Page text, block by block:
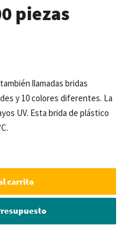
piezas
llamadas bridas
y 10 colores diferentes. La
UV. Esta brida de plástico
carrito